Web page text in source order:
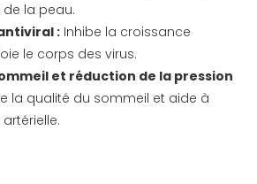
la peau.
: Inhibe la croissance
le corps des virus.
et réduction de la pression
la qualité du sommeil et aide à